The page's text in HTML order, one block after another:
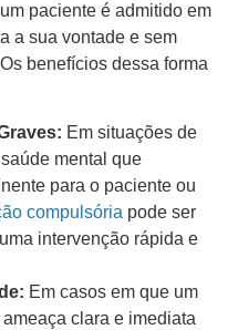
paciente é admitido em
a sua vontade e sem
benefícios dessa forma
Em situações de
mental que
para o paciente ou
compulsória pode ser
intervenção rápida e
Em casos em que um
clara e imediata